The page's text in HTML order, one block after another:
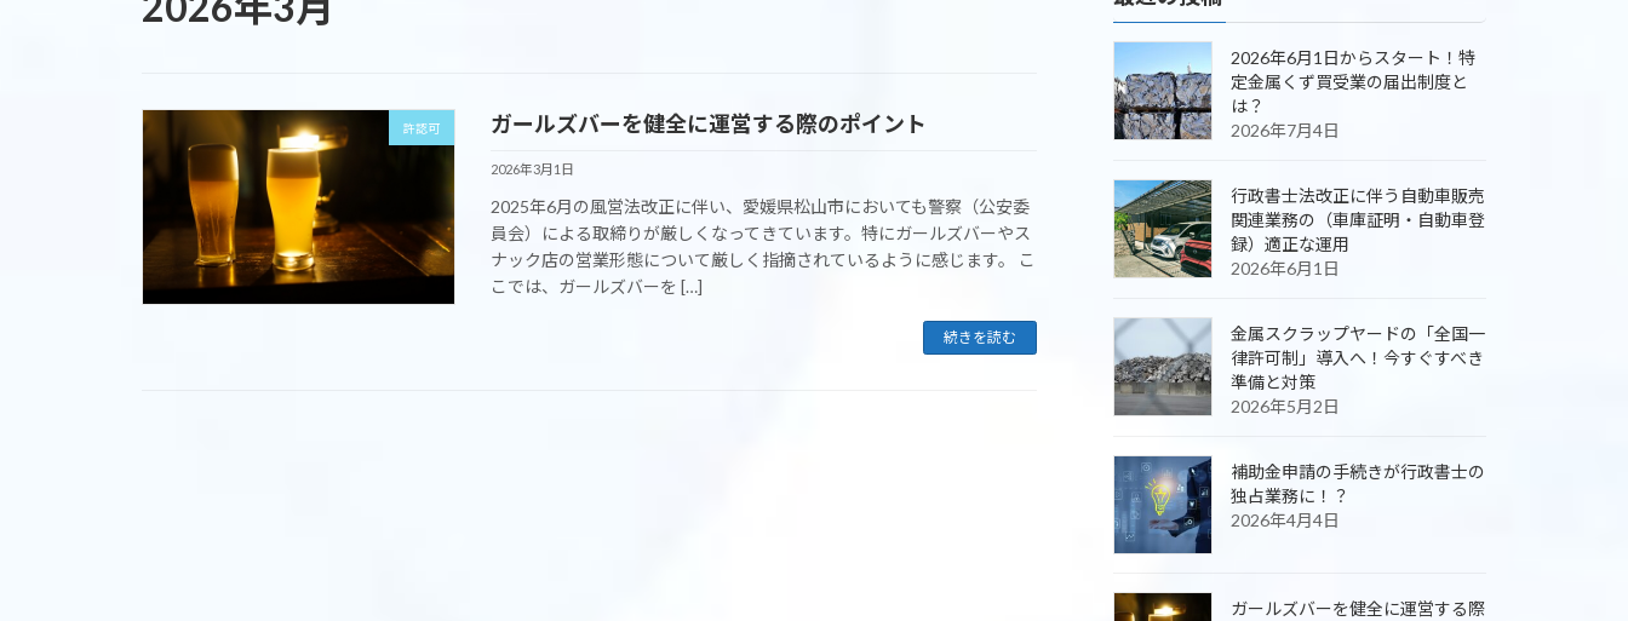
許認可 ガールズバーを健全に運営する際のポイント
2026年3月1日
2025年6月の風営法改正に伴い、愛媛県松山市においても警察（公安委
員会）による取締りが厳しくなってきています。特にガールズバーやス
ナック店の営業形態について厳しく指摘されているように感じます。 こ
こでは、ガールズバーを […]
続きを読む
2026年6月1日からスタート！特
定金属くず買受業の届出制度と
は？
2026年7月4日
行政書士法改正に伴う自動車販売
関連業務の（車庫証明・自動車登
録）適正な運用
2026年6月1日
金属スクラップヤードの「全国一
律許可制」導入へ！今すぐすべき
準備と対策
2026年5月2日
補助金申請の手続きが行政書士の
独占業務に！？
2026年4月4日
ガールズバーを健全に運営する際